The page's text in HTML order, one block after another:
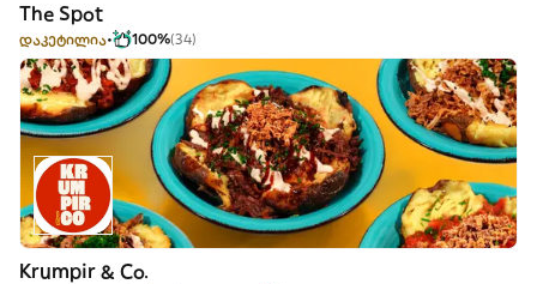
The Spot
დაკეტილია 100%(34)
Krumpir & Co.